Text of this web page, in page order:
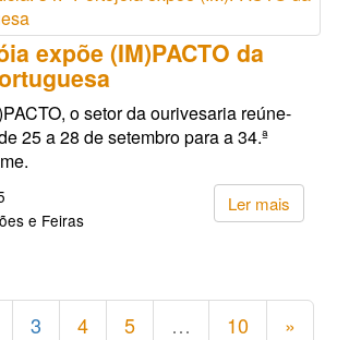
expõe (IM)PACTO da
o setor da ourivesaria reúne-
25 a 28 de setembro para a 34.ª
Ler mais
e Feiras
3 4 5 … 10 »